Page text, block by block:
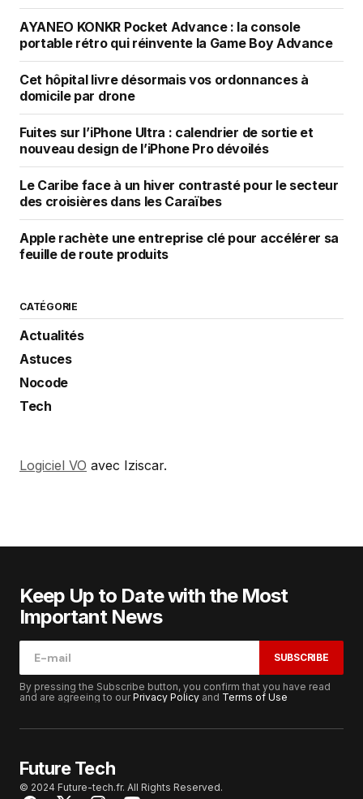
AYANEO KONKR Pocket Advance : la console
portable rétro qui réinvente la Game Boy Advance
Cet hôpital livre désormais vos ordonnances à
domicile par drone
Fuites sur l’iPhone Ultra : calendrier de sortie et
nouveau design de l’iPhone Pro dévoilés
Le Caribe face à un hiver contrasté pour le secteur
des croisières dans les Caraïbes
Apple rachète une entreprise clé pour accélérer sa
feuille de route produits
CATÉGORIE
Actualités
Astuces
Nocode
Tech
Logiciel VO avec Iziscar.
Keep Up to Date with the Most
Important News
SUBSCRIBE
By pressing the Subscribe button, you confirm that you have read
and are agreeing to ourPrivacy Policy and Terms of Use
Future Tech
© 2024 Future-tech.fr. All Rights Reserved.